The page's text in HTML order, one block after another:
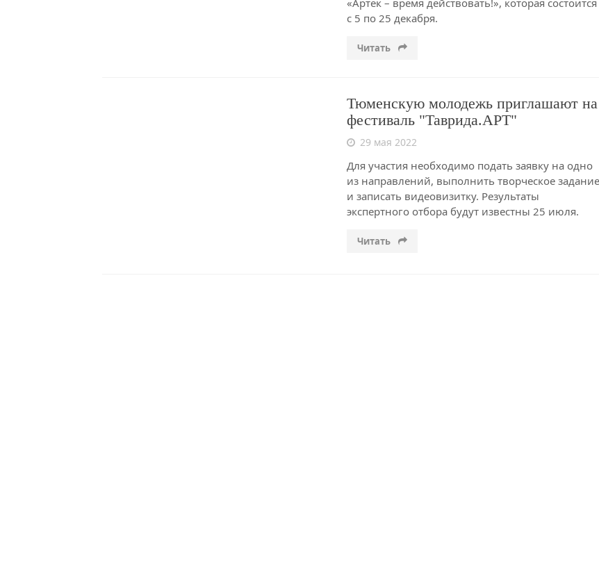
«Артек – время действовать!», которая состоится
с 5 по 25 декабря.
Читать
Тюменскую молодежь приглашают на
фестиваль "Таврида.АРТ"
29 мая 2022
Для участия необходимо подать заявку на одно
из направлений, выполнить творческое задание
и записать видеовизитку. Результаты
экспертного отбора будут известны 25 июля.
Читать